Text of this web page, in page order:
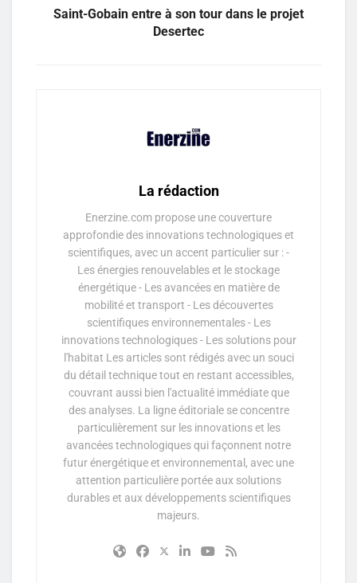
Saint-Gobain entre à son tour dans le projet
Desertec
La rédaction
Enerzine.com propose une couverture
approfondie des innovations technologiques et
scientifiques, avec un accent particulier sur : -
Les énergies renouvelables et le stockage
énergétique - Les avancées en matière de
mobilité et transport - Les découvertes
scientifiques environnementales - Les
innovations technologiques - Les solutions pour
l'habitat Les articles sont rédigés avec un souci
du détail technique tout en restant accessibles,
couvrant aussi bien l'actualité immédiate que
des analyses. La ligne éditoriale se concentre
particulièrement sur les innovations et les
avancées technologiques qui façonnent notre
futur énergétique et environnemental, avec une
attention particulière portée aux solutions
durables et aux développements scientifiques
majeurs.